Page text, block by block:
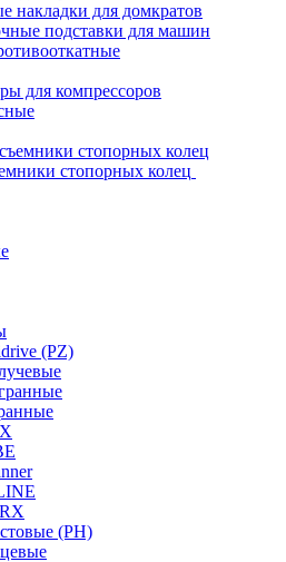
накладки для домкратов
подставки для машин
для компрессоров
стопорных колец
(PZ)
(PH)